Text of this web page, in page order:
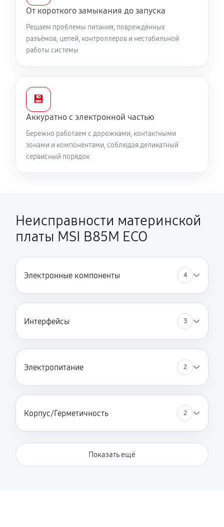
От короткого замыкания до запуска
Решаем проблемы питания, повреждённых
разъёмов, цепей, контроллеров и нестабильной
работы системы
💾
Аккуратно с электронной частью
Бережно работаем с дорожками, контактными
зонами и компонентами, соблюдая деликатный
сервисный порядок
Неисправности материнской
платы MSI B85M ECO
Электронные компоненты 4
Интерфейсы 3
Электропитание 2
Корпус/Герметичность 2
Показать ещё